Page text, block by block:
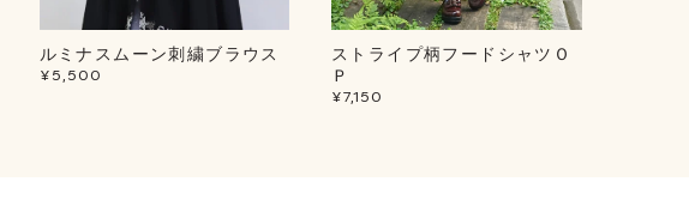
ルミナスムーン刺繍ブラウス
¥5,500
ストライプ柄フードシャツＯ
Ｐ
¥7,150